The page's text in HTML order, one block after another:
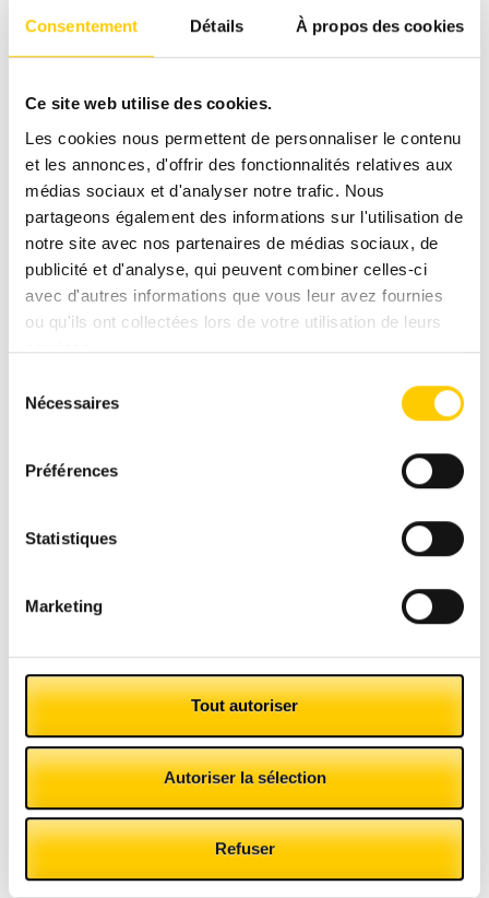
Consentement Détails À propos des cookies
Ce site web utilise des cookies.
Les cookies nous permettent de personnaliser le contenu
et les annonces, d'offrir des fonctionnalités relatives aux
médias sociaux et d'analyser notre trafic. Nous
partageons également des informations sur l'utilisation de
notre site avec nos partenaires de médias sociaux, de
publicité et d'analyse, qui peuvent combiner celles-ci
avec d'autres informations que vous leur avez fournies
ou qu'ils ont collectées lors de votre utilisation de leurs
services.
Nécessaires
Préférences
Statistiques
Marketing
Tout autoriser
Autoriser la sélection
Refuser